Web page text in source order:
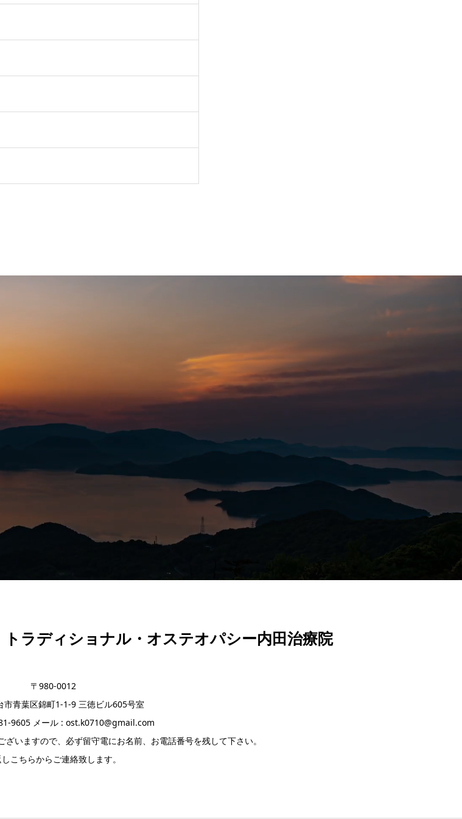
ラディショナル・オステオパシー内田治療院
〒980-0012
市青葉区錦町1-1-9 三徳ビル605号室
9605 メール : ost.k0710@gmail.com
いますので、必ず留守電にお名前、お電話番号を残して下さい。
こちらからご連絡致します。